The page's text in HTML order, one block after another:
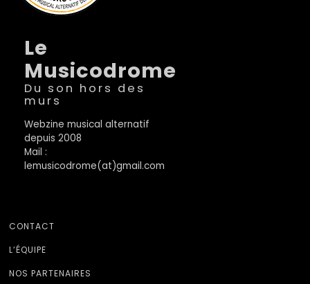
Le
Musicodrome
Du son hors des
murs
Webzine musical alternatif
depuis 2008
Mail :
lemusicodrome(at)gmail.com
CONTACT
L’ÉQUIPE
NOS PARTENAIRES